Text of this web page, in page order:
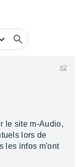
#2
le site m-Audio,
lors de
les infos m'ont